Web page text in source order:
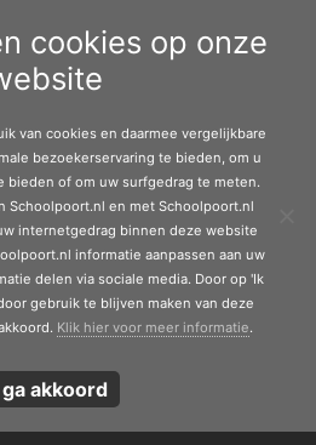
cookies op onze
van cookies en daarmee vergelijkbare
bezoekerservaring te bieden, om u
bieden of om uw surfgedrag te meten.
Schoolpoort.nl en met Schoolpoort.nl
internetgedrag binnen deze website
informatie aanpassen aan uw
delen via sociale media. Door op 'Ik
gebruik te blijven maken van deze
Klik hier voor meer informatie.
ga akkoord